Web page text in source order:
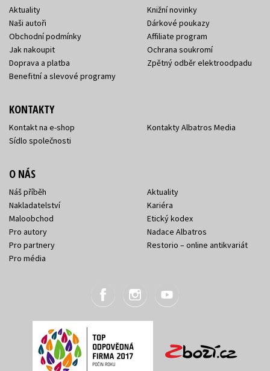
Aktuality
Naši autoři
Obchodní podmínky
Jak nakoupit
Doprava a platba
Benefitní a slevové programy
Knižní novinky
Dárkové poukazy
Affiliate program
Ochrana soukromí
Zpětný odběr elektroodpadu
KONTAKTY
Kontakt na e-shop
Sídlo společnosti
Kontakty Albatros Media
O NÁS
Náš příběh
Nakladatelství
Maloobchod
Pro autory
Pro partnery
Pro média
Aktuality
Kariéra
Etický kodex
Nadace Albatros
Restorio – online antikvariát